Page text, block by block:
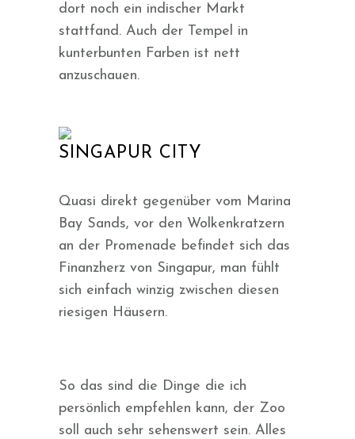
dort noch ein indischer Markt
stattfand. Auch der Tempel in
kunterbunten Farben ist nett
anzuschauen.
SINGAPUR CITY
Quasi direkt gegenüber vom Marina
Bay Sands, vor den Wolkenkratzern
an der Promenade befindet sich das
Finanzherz von Singapur, man fühlt
sich einfach winzig zwischen diesen
riesigen Häusern.
So das sind die Dinge die ich
persönlich empfehlen kann, der Zoo
soll auch sehr sehenswert sein. Alles